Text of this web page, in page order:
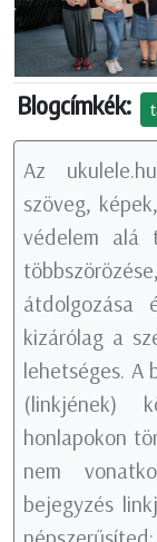
Blogcímkék:
Az
szöveg,
védelem alá
átdolgozása
kizárólag a
lehetséges. A
(linkjének)
honlapokon
nem
bejegyzés